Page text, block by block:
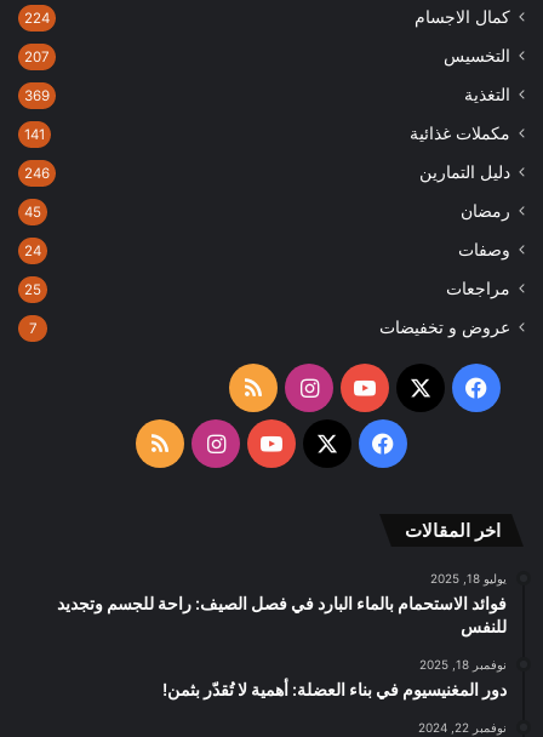
كمال الاجسام 224
التخسيس 207
التغذية 369
مكملات غذائية 141
دليل التمارين 246
رمضان 45
وصفات 24
مراجعات 25
عروض و تخفيضات 7
فيسبوك
‫X
‫YouTubeانستقرامملخص
الموقع
فيسبوك
‫X
‫YouTubeانستقرامملخص
اخر المقالات
يوليو 18, 2025
فوائد الاستحمام بالماء البارد في فصل الصيف: راحة للجسم وتجديد
للنفس
نوفمبر 18, 2025
دور المغنيسيوم في بناء العضلة: أهمية لا تُقدّر بثمن!
نوفمبر 22, 2024